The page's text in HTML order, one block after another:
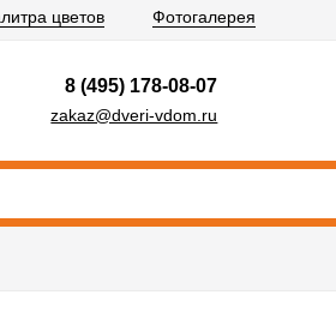
цветов Фотогалерея
8 (495) 178-08-07
zakaz@dveri-vdom.ru